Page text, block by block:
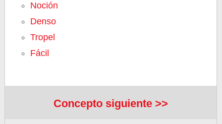
Noción
Denso
Tropel
Fácil
Concepto siguiente >>